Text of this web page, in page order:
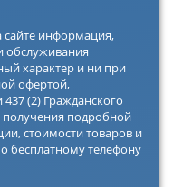
информация,
обслуживания
характер и ни при
офертой,
(2) Гражданского
получения подробной
стоимости товаров и
бесплатному телефону